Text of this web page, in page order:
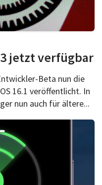
3 jetzt verfügbar
Beta nun die
16.1 veröffentlicht. In
nun auch für ältere...